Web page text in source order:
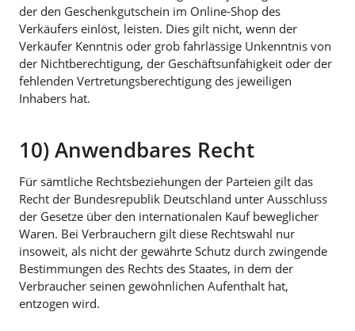
der den Geschenkgutschein im Online-Shop des
Verkäufers einlöst, leisten. Dies gilt nicht, wenn der
Verkäufer Kenntnis oder grob fahrlässige Unkenntnis von
der Nichtberechtigung, der Geschäftsunfähigkeit oder der
fehlenden Vertretungsberechtigung des jeweiligen
Inhabers hat.
10) Anwendbares Recht
Für sämtliche Rechtsbeziehungen der Parteien gilt das
Recht der Bundesrepublik Deutschland unter Ausschluss
der Gesetze über den internationalen Kauf beweglicher
Waren. Bei Verbrauchern gilt diese Rechtswahl nur
insoweit, als nicht der gewährte Schutz durch zwingende
Bestimmungen des Rechts des Staates, in dem der
Verbraucher seinen gewöhnlichen Aufenthalt hat,
entzogen wird.